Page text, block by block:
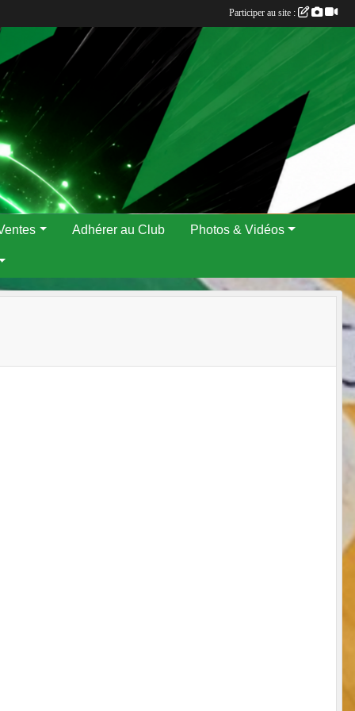
Adhérer au Club Photos & Vidéos
Participer au site :